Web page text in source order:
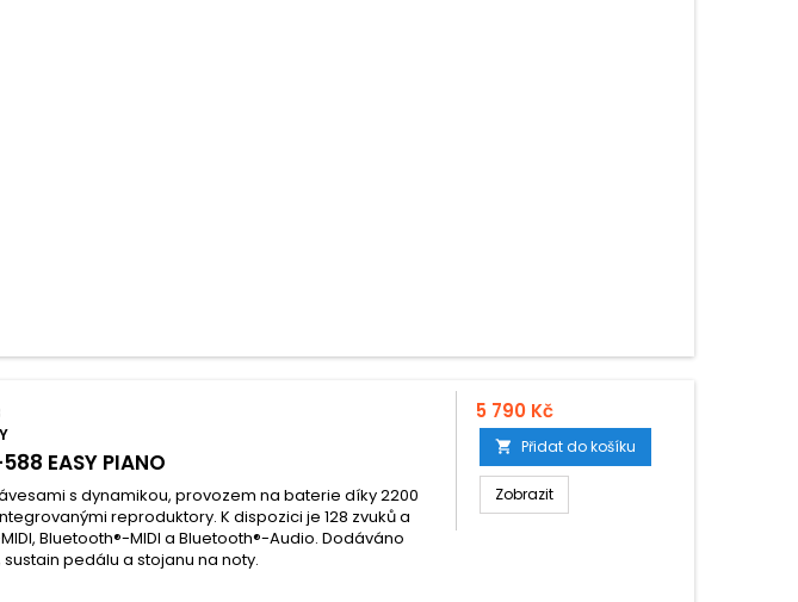
EASY PIANO
s dynamikou, provozem na baterie díky 2200
reproduktory. K dispozici je 128 zvuků a
MIDI, Bluetooth®-MIDI a Bluetooth®-Audio. Dodáváno
pedálu a stojanu na noty.
5 790 Kč
 Přidat do košíku
Zobrazit